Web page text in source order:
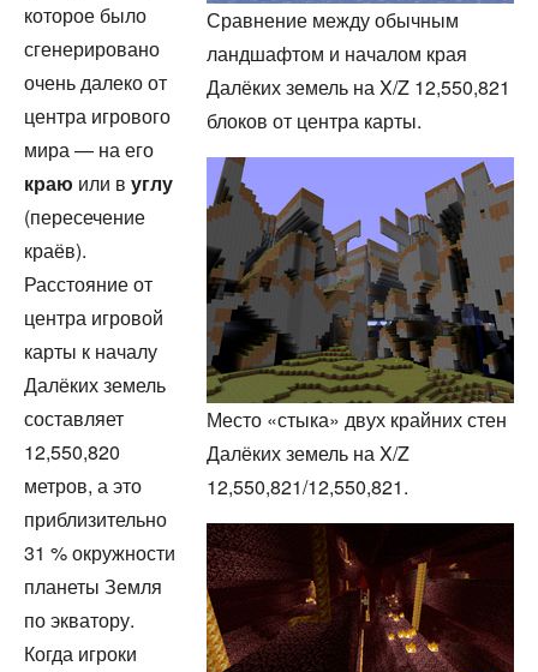
Сравнение между обычным
ландшафтом и началом края
Далёких земель на X/Z 12,550,821
блоков от центра карты.
Место «стыка» двух крайних стен
Далёких земель на X/Z
12,550,821/12,550,821.
которое было
сгенерировано
очень далеко от
центра игрового
мира — на его
краю или в углу
(пересечение
краёв).
Расстояние от
центра игровой
карты к началу
Далёких земель
составляет
12,550,820
метров, а это
приблизительно
31 % окружности
планеты Земля
по экватору.
Когда игроки